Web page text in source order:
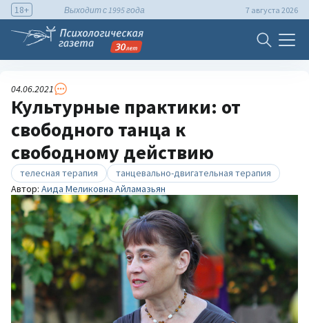
18+ Выходит с 1995 года 7 августа 2026
04.06.2021
Культурные практики: от
свободного танца к
свободному действию
телесная терапия
танцевально-двигательная терапия
Автор: Аида Меликовна Айламазьян